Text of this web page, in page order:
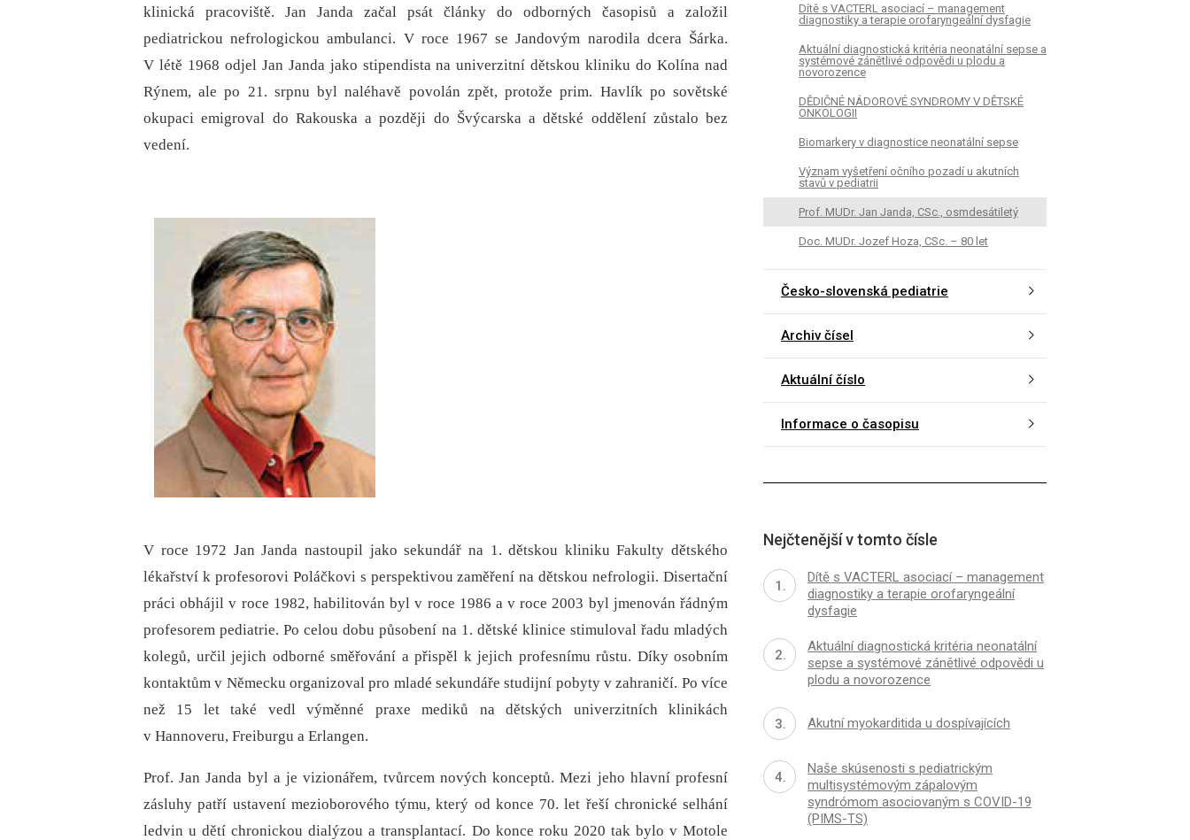
klinická pracoviště. Jan Janda začal psát články do odborných časopisů a založil
pediatrickou nefrologickou ambulanci. V roce 1967 se Jandovým narodila dcera Šárka.
V létě 1968 odjel Jan Janda jako stipendista na univerzitní dětskou kliniku do Kolína nad
Rýnem, ale po 21. srpnu byl naléhavě povolán zpět, protože prim. Havlík po sovětské
okupaci emigroval do Rakouska a později do Švýcarska a dětské oddělení zůstalo bez
vedení.
V roce 1972 Jan Janda nastoupil jako sekundář na 1. dětskou kliniku Fakulty dětského
lékařství k profesorovi Poláčkovi s perspektivou zaměření na dětskou nefrologii. Disertační
práci obhájil v roce 1982, habilitován byl v roce 1986 a v roce 2003 byl jmenován řádným
profesorem pediatrie. Po celou dobu působení na 1. dětské klinice stimuloval řadu mladých
kolegů, určil jejich odborné směřování a přispěl k jejich profesnímu růstu. Díky osobním
kontaktům v Německu organizoval pro mladé sekundáře studijní pobyty v zahraničí. Po více
než 15 let také vedl výměnné praxe mediků na dětských univerzitních klinikách
v Hannoveru, Freiburgu a Erlangen.
Prof. Jan Janda byl a je vizionářem, tvůrcem nových konceptů. Mezi jeho hlavní profesní
zásluhy patří ustavení mezioborového týmu, který od konce 70. let řeší chronické selhání
ledvin u dětí chronickou dialýzou a transplantací. Do konce roku 2020 tak bylo v Motole
Dítě s VACTERL asociací – management
diagnostiky a terapie orofaryngeální dysfagie
Aktuální diagnostická kritéria neonatální sepse a
systémové zánětlivé odpovědi u plodu a
novorozence
DĚDIČNÉ NÁDOROVÉ SYNDROMY V DĚTSKÉ
ONKOLOGII
Biomarkery v diagnostice neonatální sepse
Význam vyšetření očního pozadí u akutních
stavů v pediatrii
Prof. MUDr. Jan Janda, CSc., osmdesátiletý
Doc. MUDr. Jozef Hoza, CSc. – 80 let
Česko-slovenská pediatrie
Archiv čísel
Aktuální číslo
Informace o časopisu
Nejčtenější v tomto čísle
Dítě s VACTERL asociací – management
diagnostiky a terapie orofaryngeální
dysfagie
Aktuální diagnostická kritéria neonatální
sepse a systémové zánětlivé odpovědi u
plodu a novorozence
Akutní myokarditida u dospívajících
Naše skúsenosti s pediatrickým
multisystémovým zápalovým
syndrómom asociovaným s COVID-19
(PIMS-TS)